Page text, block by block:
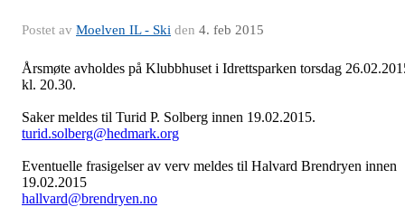
Postet av Moelven IL - Ski den 4. feb 2015
Årsmøte avholdes på Klubbhuset i Idrettsparken torsdag
kl. 20.30.
Saker meldes til Turid P. Solberg innen 19.02.2015.
turid.solberg@hedmark.org
Eventuelle frasigelser av verv meldes til Halvard Brendryen innen
19.02.2015
hallvard@brendryen.no